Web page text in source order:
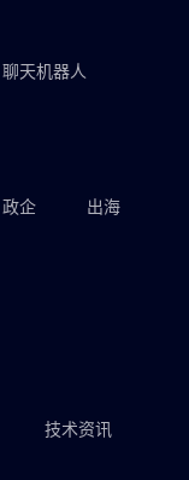
聊天机器人
政企 出海
技术资讯